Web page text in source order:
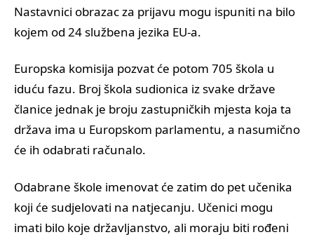
Nastavnici obrazac za prijavu mogu ispuniti na bilo
kojem od 24 službena jezika EU-a.
Europska komisija pozvat će potom 705 škola u
iduću fazu. Broj škola sudionica iz svake države
članice jednak je broju zastupničkih mjesta koja ta
država ima u Europskom parlamentu, a nasumično
će ih odabrati računalo.
Odabrane škole imenovat će zatim do pet učenika
koji će sudjelovati na natjecanju. Učenici mogu
imati bilo koje državljanstvo, ali moraju biti rođeni